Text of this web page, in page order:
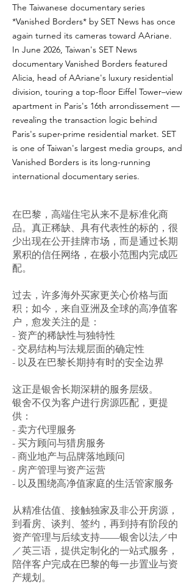
The Taiwanese documentary series
*Vanished Borders* by SET News has once
again turned its cameras toward AAriane.
In June 2026, Taiwan's SET News
documentary Vanished Borders featured
Alicia, head of AAriane's luxury residential
division, touring a top-floor Eiffel Tower–view
apartment in Paris's 16th arrondissement —
revealing the transaction logic behind
Paris's super-prime residential market. SET
is one of Taiwan's largest media groups, and
Vanished Borders is its long-running
international documentary series.
在巴黎，高端住宅从来不是标准化商
品。真正稀缺、具有代表性的标的，很
少出现在公开挂牌市场，而是通过长期
累积的信任网络，在极小范围内完成匹
配。
过去，许多海外买家更关心价格与面
积；如今，来自亚洲及全球的高净值客
户，愈发关注的是：
- 资产的稀缺性与独特性
- 交易结构与法规层面的确定性
- 以及在巴黎长期持有时的安全边界
这正是银舍长期深耕的服务层级。
银舍不仅为客户进行房源匹配，更提
供：
- 卖方代理服务
- 买方顾问与猎房服务
- 商业地产与品牌落地顾问
- 房产管理与资产运营
- 以及围绕高净值家庭的生活管家服务
从精准估值、接触独家及非公开房源，
到看房、谈判、签约，再到持有阶段的
资产管理与后续支持——银舍以法／中
／英三语，提供定制化的一站式服务，
陪伴客户完成在巴黎的每一步置业与资
产规划。